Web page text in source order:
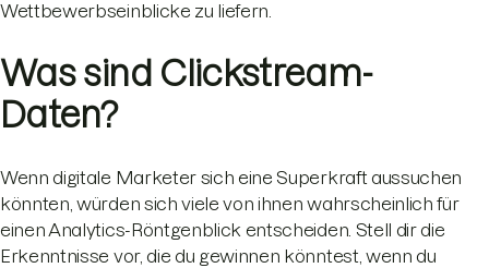
Wettbewerbseinblicke zu liefern.
Was sind Clickstream-
Daten?
Wenn digitale Marketer sich eine Superkraft aussuchen
könnten, würden sich viele von ihnen wahrscheinlich für
einen Analytics-Röntgenblick entscheiden. Stell dir die
Erkenntnisse vor, die du gewinnen könntest, wenn du